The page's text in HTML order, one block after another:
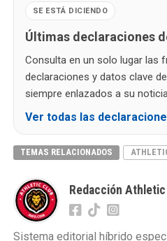
SE ESTÁ DICIENDO
Últimas declaraciones
Consulta en un solo lugar las
declaraciones y datos clave
siempre enlazados a su
Ver todas las
TEMAS RELACIONADOS
Redacción
Sistema editorial híbrido